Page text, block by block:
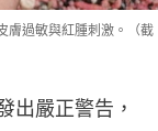
膚過敏與紅腫刺激。（截
出嚴正警告，